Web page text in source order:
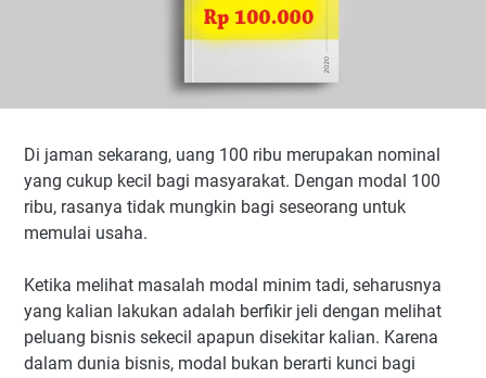
Di jaman sekarang, uang 100 ribu merupakan nominal
yang cukup kecil bagi masyarakat. Dengan modal 100
ribu, rasanya tidak mungkin bagi seseorang untuk
memulai usaha.
Ketika melihat masalah modal minim tadi, seharusnya
yang kalian lakukan adalah berfikir jeli dengan melihat
peluang bisnis sekecil apapun disekitar kalian. Karena
dalam dunia bisnis, modal bukan berarti kunci bagi